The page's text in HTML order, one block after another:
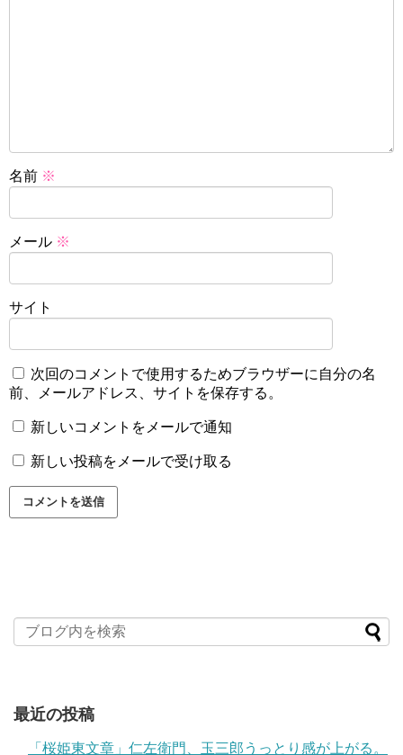
名前 ※
メール ※
サイト
次回のコメントで使用するためブラウザーに自分の名
前、メールアドレス、サイトを保存する。
新しいコメントをメールで通知
新しい投稿をメールで受け取る
最近の投稿
「桜姫東文章」仁左衛門、玉三郎うっとり感が上がる。